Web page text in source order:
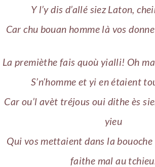
Y l’y dis d’allé siez Laton,
Car chu bouan homme là vos
La premièthe fais quoù yialli! Oh
S’n’homme et yi en étaient
Car ou’l avèt tréjous oui dithe ès
yieu
Qui vos mettaient dans la bouoche
faithe mal au